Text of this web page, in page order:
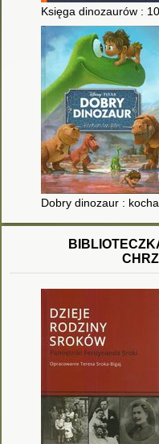
Księga dinozaurów :
Dobry dinozaur :